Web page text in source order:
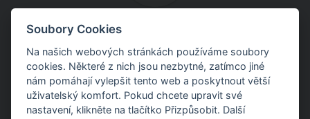
Inženýrské manuály
Stáhněte si manuály s teoretickými i praktickými ukázkami
použití programů.
Soubory Cookies
Na našich webových stránkách používáme soubory
cookies. Některé z nich jsou nezbytné, zatímco jiné
nám pomáhají vylepšit tento web a poskytnout větší
uživatelský komfort. Pokud chcete upravit své
nastavení, klikněte na tlačítko Přizpůsobit. Další